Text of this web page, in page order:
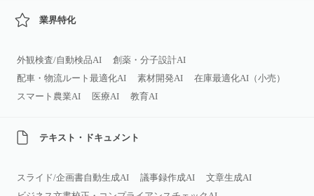
業界特化
外観検査/自動検品AI
創薬・分子設計AI
配車・物流ルート最適化AI
素材開発AI
在庫最適化AI（小売）
スマート農業AI
医療AI 教育AI
テキスト・ドキュメント
スライド/企画書自動生成AI 議事録作成AI
文章生成AI